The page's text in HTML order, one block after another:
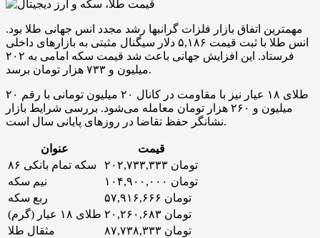
مهمترین اتفاق بازار فلزات گرانبها رشد مجدد انس جهانی طلا بود.
انس طلا با ثبت قیمت ۵,۱۸۶ دلار سیگنال مثبتی به بازارهای داخلی
فرستاد. این افزایش جهانی باعث شد قیمت سکه امامی به ۲۰۲
میلیون و ۷۳۳ هزار تومان برسد.
طلای ۱۸ عیار نیز با مقاومت در کانال ۲۰ میلیون تومانی با رقم ۲۰
میلیون و ۲۶۰ هزار تومان معامله می‌شود. بررسی شرایط بازار
نشانگر حفظ تقاضا در روزهای پایانی سال است.
عنوان
قیمت
سکه تمام بانکی ۸۶
۲۰۲,۷۳۳,۳۳۳ تومان
نیم سکه
۱۰۴,۹۰۰,۰۰۰ تومان
ربع سکه
۵۷,۹۱۶,۶۶۶ تومان
طلای ۱۸ عیار (گرم)
۲۰,۲۶۰,۶۸۳ تومان
مثقال طلا
۸۷,۷۳۸,۳۳۳ تومان